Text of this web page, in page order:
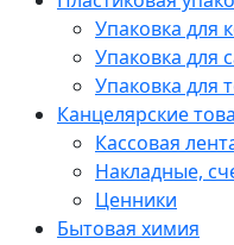
Упаковка для
Упаковка для
Упаковка для
Канцелярские
Кассовая
Накладные,
Ценники
Бытовая химия